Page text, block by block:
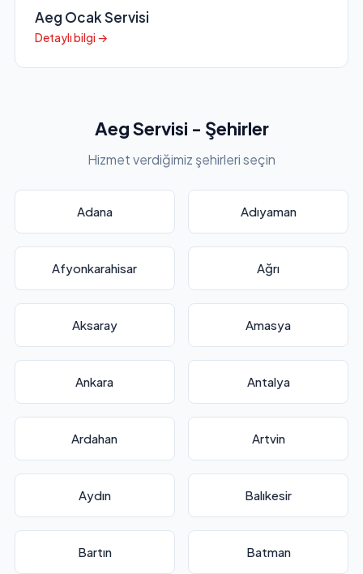
Aeg Ocak Servisi
Detaylı bilgi →
Aeg Servisi - Şehirler
Hizmet verdiğimiz şehirleri seçin
Adana Adıyaman
Afyonkarahisar Ağrı
Aksaray Amasya
Ankara Antalya
Ardahan Artvin
Aydın Balıkesir
Bartın Batman